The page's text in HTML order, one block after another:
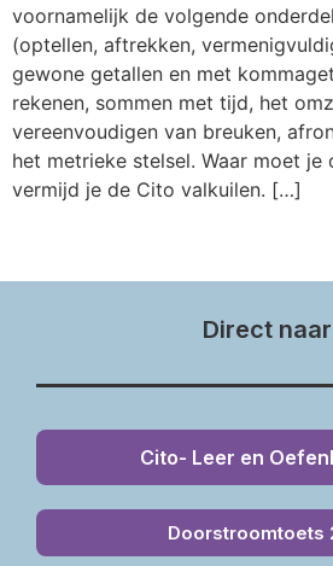
voornamelijk de volgende
(optellen, aftrekken,
gewone getallen en met
rekenen, sommen met tijd, het
vereenvoudigen van breuken,
het metrieke stelsel. Waar moet je
vermijd je de Cito valkuilen. […]
Direct
Cito- Leer en
Doorstroomtoets